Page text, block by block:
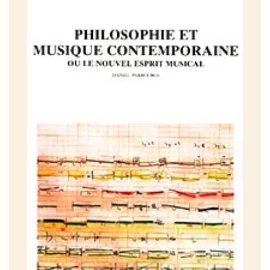
Les bases de l’espace musical européent:
Gamme, mode, échelle
De la fin des anciens modes à la naissance du système
Polyphonie instrumentale et révolution copernicienne
La tonalité, du classicisme au romantisme
La destruction de l’espace sonore européen
L’extension de la notion de musique
Schönberg et la naissance du dodécaphonisme
La révolution sérielle
Le sérialisme généralisé